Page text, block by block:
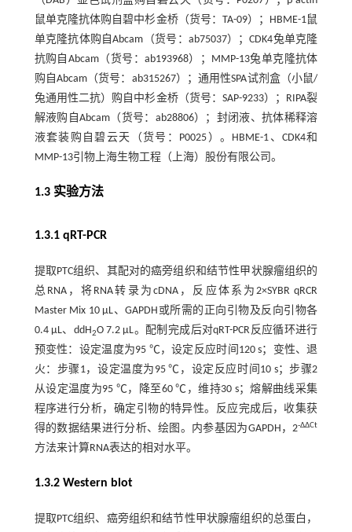
鼠单克隆抗体购自碧中杉金桥（货号：TA-09）；HBME-1鼠
单克隆抗体购自Abcam（货号：ab75037）；CDK4兔单克隆
抗购自Abcam（货号：ab193968）；MMP-13兔单克隆抗体
购自Abcam（货号：ab315267）；通用性SPA试剂盒（小鼠/
兔通用性二抗）购自中杉金桥（货号：SAP-9233）；RIPA裂
解液购自Abcam（货号：ab28806）；封闭液、抗体稀释溶
液套装购自碧云天（货号：P0025）。HBME-1、CDK4和
MMP-13引物上海生物工程（上海）股份有限公司。
1.3 实验方法
1.3.1 qRT-PCR
提取PTC组织、其配对的癌旁组织和结节性甲状腺瘤组织的
总RNA，将RNA转录为cDNA，反应体系为2×SYBR qRCR
Master Mix 10 μL、GAPDH或所需的正向引物及反向引物各
0.4 μL、ddH2O 7.2 μL。配制完成后对qRT-PCR反应循环进行
预变性：设定温度为95 ℃，设定反应时间120 s；变性、退
火：步骤1，设定温度为95 ℃，设定反应时间10 s；步骤2
从设定温度为95 ℃，降至60 ℃，维持30 s；熔解曲线采集
程序进行分析，确定引物的特异性。反应完成后，收集获
得的数据结果进行分析、绘图。内参基因为GAPDH，2-ΔΔCt
方法来计算RNA表达的相对水平。
1.3.2 Western blot
提取PTC组织、癌旁组织和结节性甲状腺瘤组织的总蛋白，